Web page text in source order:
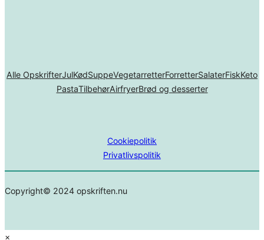
Alle OpskrifterJulKødSuppeVegetarretterForretterSalaterFiskKeto
PastaTilbehørAirfryerBrød og desserter
Cookiepolitik
Privatlivspolitik
Copyright© 2024 opskriften.nu
×